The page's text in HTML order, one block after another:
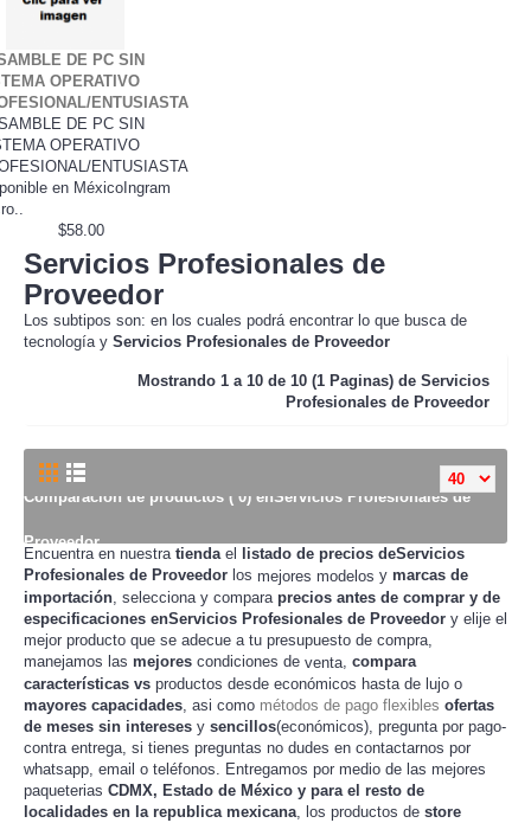
DE PC SIN
OPERATIVO
ENTUSIASTA
DE PC SIN
OPERATIVO
ENTUSIASTA
en MéxicoIngram
$58.00
Servicios Profesionales de
Proveedor
Los subtipos son: en los cuales podrá encontrar lo que busca de
tecnología y Servicios Profesionales de Proveedor
Mostrando 1 a 10 de 10 (1 Paginas) de Servicios
Profesionales de Proveedor
Comparación de productos ( 0) enServicios Profesionales de
Proveedor
Encuentra en nuestra tiendael
listado de precios deServicios
Profesionales de Proveedor los mejores modelos y marcas de
importación , selecciona y compara precios antes de comprar y de
especificaciones enServicios Profesionales de Proveedor y elije el
mejor producto que se adecue a tu presupuesto de compra
manejamos las mejores condiciones de venta, compara
características vs productos desde económicos hasta de lujo o
mayores capacidades, asi como métodos de pago flexibles ofertas
de meses sin intereses y sencillos(económicos), pregunta por pago-
contra entrega, si tienes preguntas no dudes en contactarnos por
whatsapp, email o teléfonos. Entregamos por medio de las mejores
paqueterias CDMX, Estado de México y para el resto de
localidades en la republica mexicana, los productos de store